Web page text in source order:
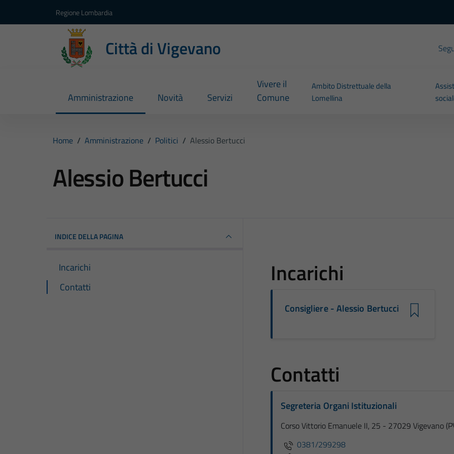
Regione Lombardia
Città di Vigevano
Amministrazione Novità Servizi
Vivere il
Comune
Ambito Distrettuale della
Lomellina
Home / Amministrazione / Politici / Alessio Bertucci
Alessio Bertucci
INDICE DELLA PAGINA
Incarichi
Contatti
Incarichi
Consigliere - Alessio Bertucci
Contatti
Segreteria Organi Istituzionali
Corso Vittorio Emanuele II, 25 - 27029 Vigevano
0381/299298